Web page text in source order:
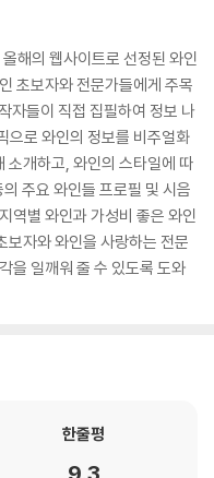
해의 웹사이트로 선정된 와인
초보자와 전문가들에게 주목
자들이 직접 집필하여 정보 나
으로 와인의 정보를 비주얼화
소개하고, 와인의 스타일에 따
주요 와인들 프로필 및 시음
역별 와인과 가성비 좋은 와인
보자와 와인을 사랑하는 전문
을 일깨워 줄 수 있도록 도와
한줄평